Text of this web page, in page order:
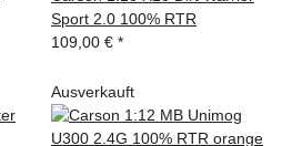
Sport 2.0 100% RTR
109,00 € *
Ausverkauft